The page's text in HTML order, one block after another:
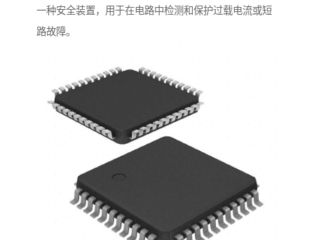
一种安全装置，用于在电路中检测和保护过载电流或短
路故障。